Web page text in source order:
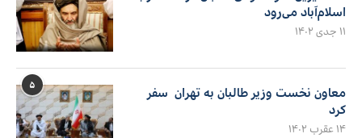
اسلام‌آباد می‌رود
۱۱ جدی ۱۴۰۲
۵
معاون نخست وزیر طالبان به تهران سفر
کرد
۱۴ عقرب ۱۴۰۲